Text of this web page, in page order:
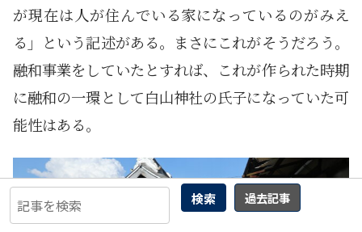
検索 過去記事
が現在は人が住んでいる家になっているのがみえ
る」という記述がある。まさにこれがそうだろう。
融和事業をしていたとすれば、これが作られた時期
に融和の一環として白山神社の氏子になっていた可
能性はある。